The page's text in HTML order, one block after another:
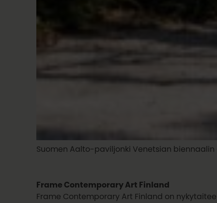
Suomen Aalto-paviljonki Venetsian
Frame Contemporary Art Finland
Frame Contemporary Art Finland on